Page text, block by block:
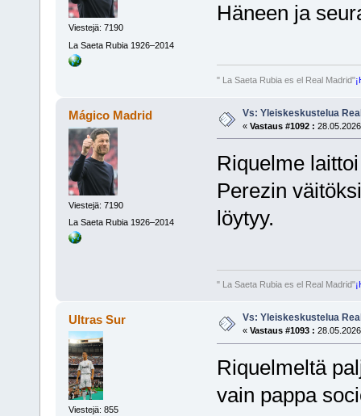
Viestejä: 7190
La Saeta Rubia 1926–2014
Häneen ja
" La Saeta Rubia es el Real Madrid"
Mágico Madrid
Viestejä: 7190
La Saeta Rubia 1926–2014
Vs: Yleiskeskustelua
« Vastaus #1092 :
Riquelme
Perezin
löytyy.
" La Saeta Rubia es el Real Madrid"
Ultras Sur
Viestejä: 855
Vs: Yleiskeskustelua
« Vastaus #1093 :
Riquelmeltä
vain pappa